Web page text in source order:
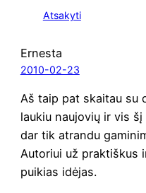
Atsakyti
Ernesta
2010-02-23
Aš taip pat skai­tau su
lau­kiu nau­jo­vių ir vis
dar tik atran­du
Auto­riui už prak­tiš­kus
pui­kias idėjas.